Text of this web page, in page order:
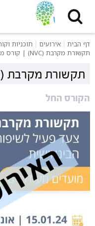
דף הבית אירועים
תוכניות
תקשורת מקרבת (NVC) | קורס מבוא
תקשורת מקרבת (NVC) | קורס מבוא
הקורס החל